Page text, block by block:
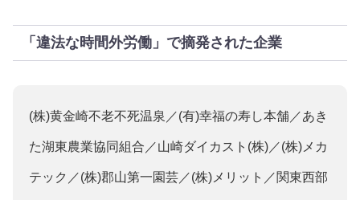
「違法な時間外労働」で摘発された企業
(株)黄金崎不老不死温泉／(有)幸福の寿し本舗／あき
た湖東農業協同組合／山崎ダイカスト(株)／(株)メカ
テック／(株)郡山第一園芸／(株)メリット／関東西部